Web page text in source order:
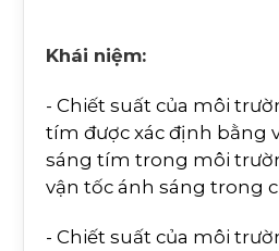
Khái niệm:
- Chiết suất của môi
tím được xác định bằng
sáng tím trong môi
vận tốc ánh sáng trong
- Chiết suất của môi